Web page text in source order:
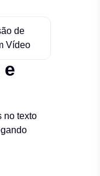
de
Vídeo
no texto